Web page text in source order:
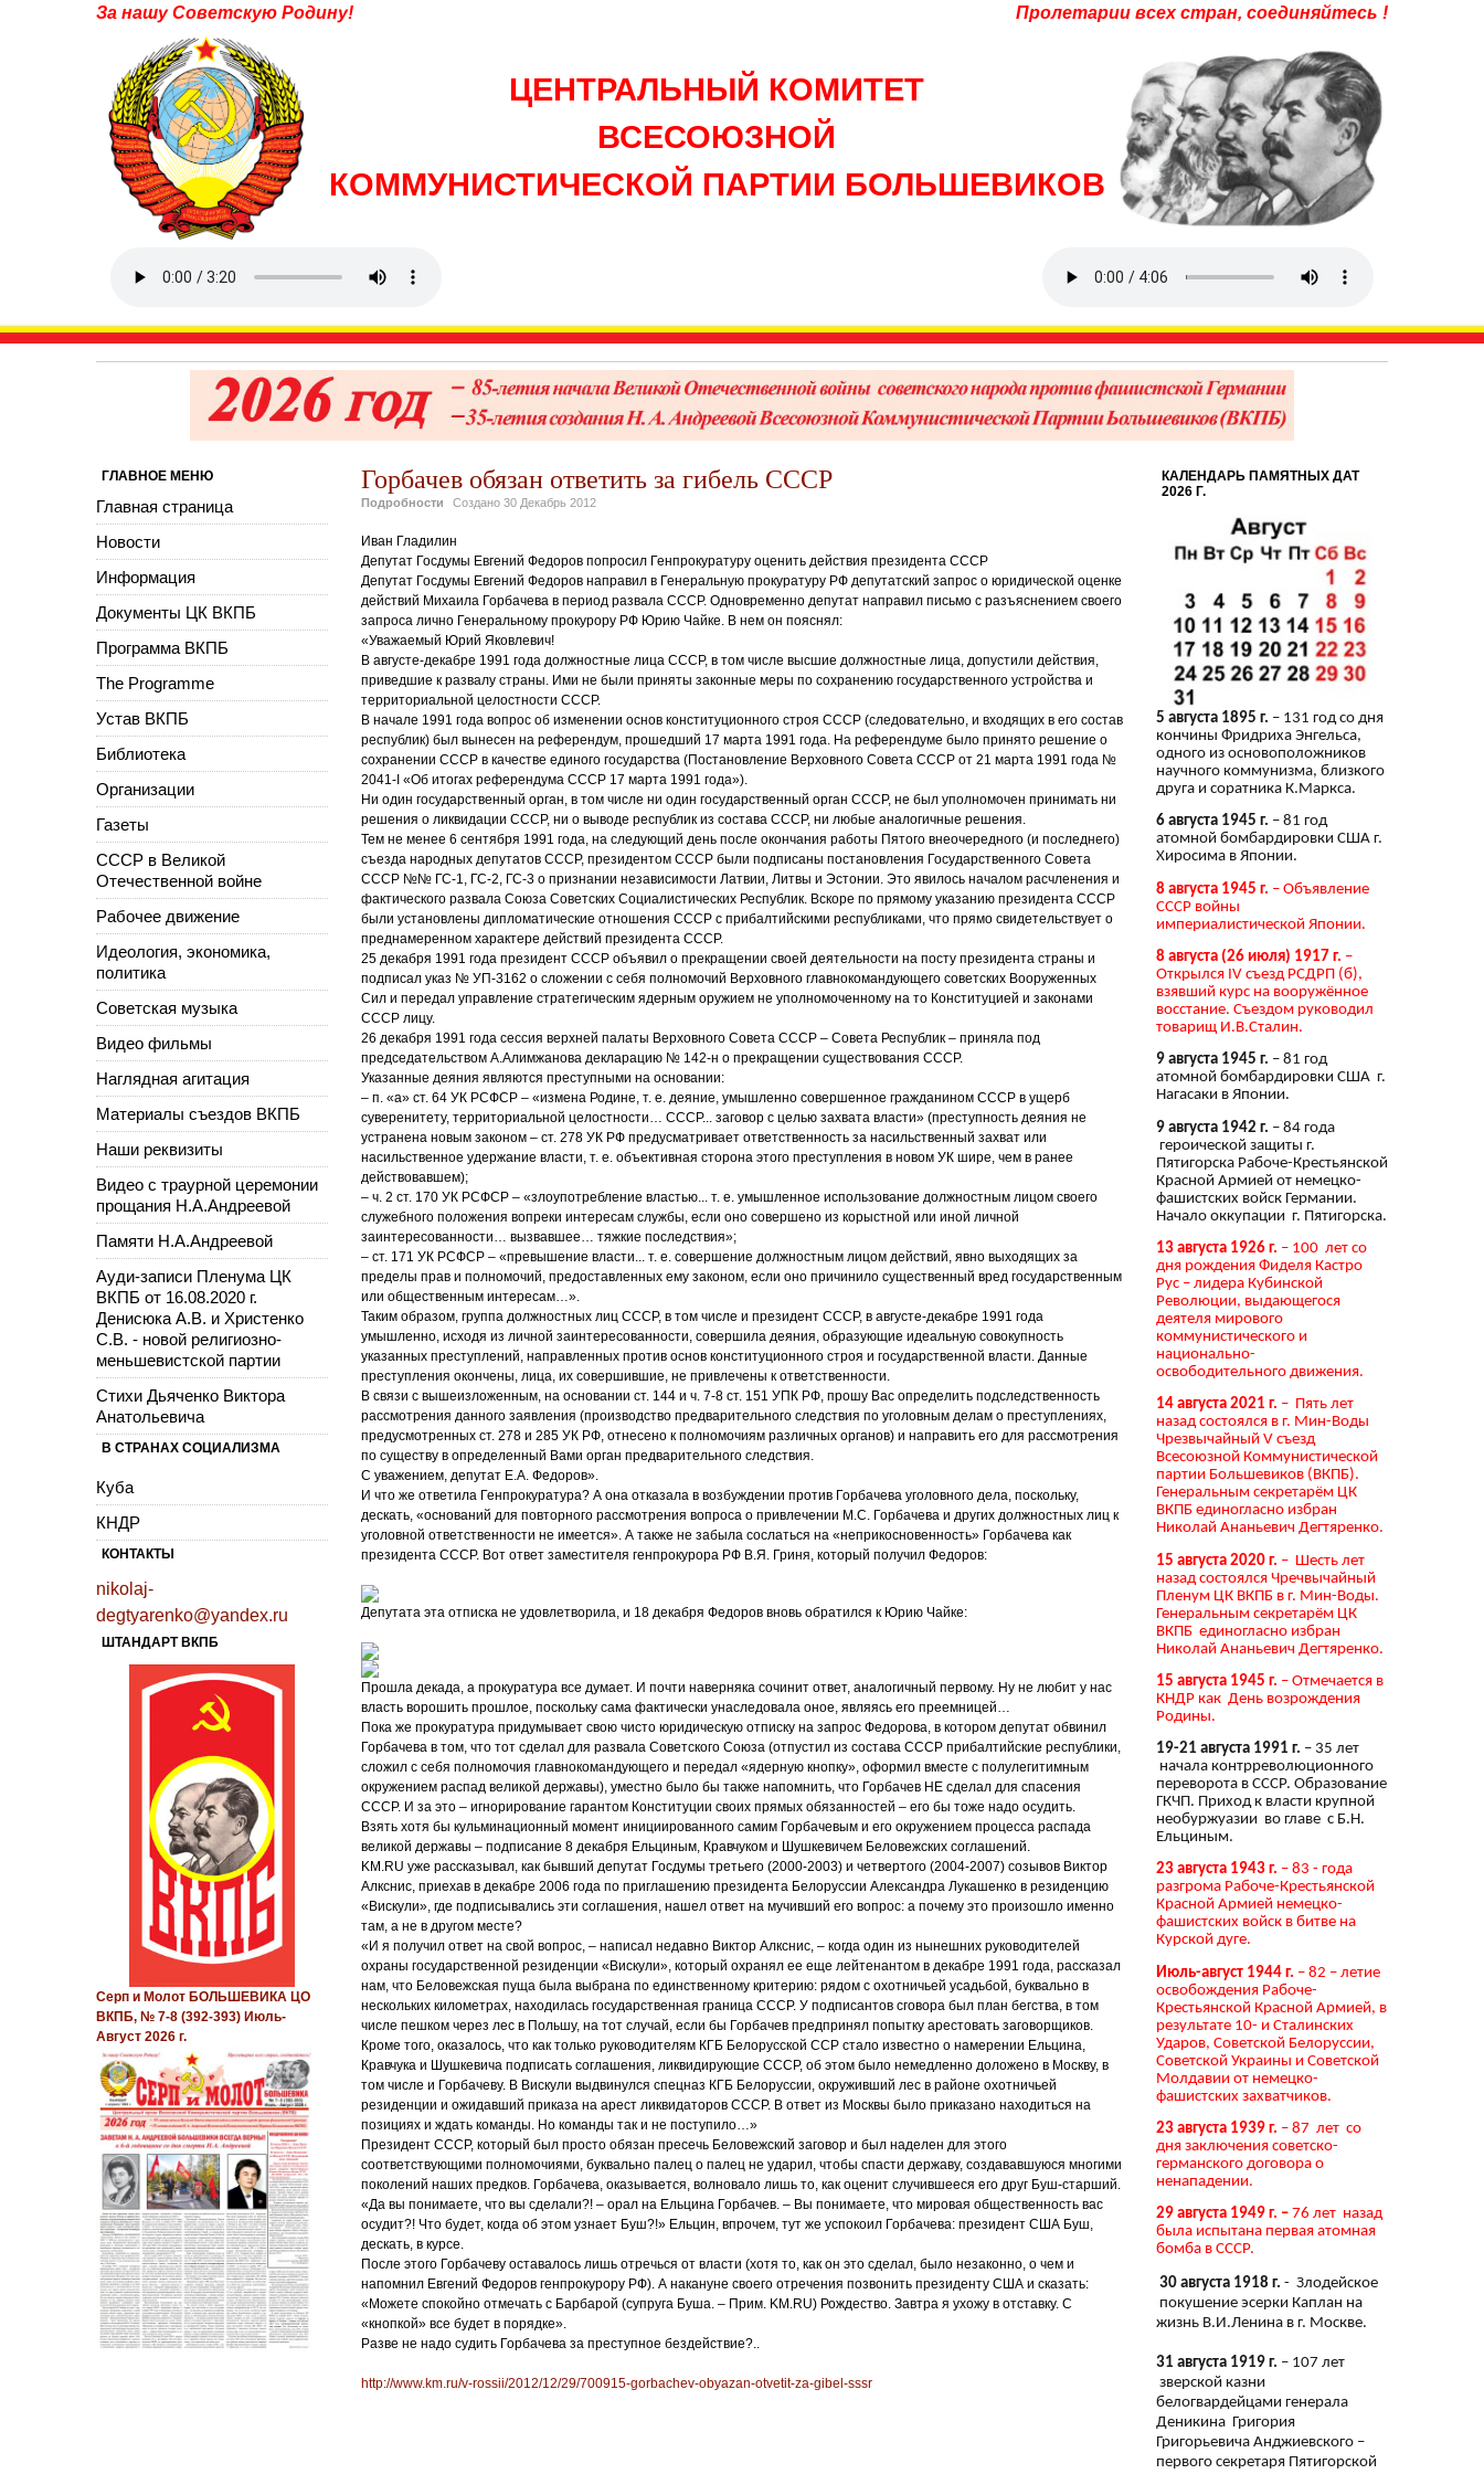
За нашу Советскую Родину! Пролетарии всех стран, соединяйтесь !
ЦЕНТРАЛЬНЫЙ КОМИТЕТ
ВСЕСОЮЗНОЙ
КОММУНИСТИЧЕСКОЙ ПАРТИИ БОЛЬШЕВИКОВ
Горбачев обязан ответить за гибель СССР
Подробности Создано 30 Декабрь 2012
Иван Гладилин
Депутат Госдумы Евгений Федоров попросил Генпрокуратуру оценить действия президента СССР
Депутат Госдумы Евгений Федоров направил в Генеральную прокуратуру РФ депутатский запрос о юридической оценке
действий Михаила Горбачева в период развала СССР. Одновременно депутат направил письмо с разъяснением своего
запроса лично Генеральному прокурору РФ Юрию Чайке. В нем он пояснял:
«Уважаемый Юрий Яковлевич!
В августе-декабре 1991 года должностные лица СССР, в том числе высшие должностные лица, допустили действия,
приведшие к развалу страны. Ими не были приняты законные меры по сохранению государственного устройства и
территориальной целостности СССР.
В начале 1991 года вопрос об изменении основ конституционного строя СССР (следовательно, и входящих в его состав
республик) был вынесен на референдум, прошедший 17 марта 1991 года. На референдуме было принято решение о
сохранении СССР в качестве единого государства (Постановление Верховного Совета СССР от 21 марта 1991 года №
2041-I «Об итогах референдума СССР 17 марта 1991 года»).
Ни один государственный орган, в том числе ни один государственный орган СССР, не был уполномочен принимать ни
решения о ликвидации СССР, ни о выводе республик из состава СССР, ни любые аналогичные решения.
Тем не менее 6 сентября 1991 года, на следующий день после окончания работы Пятого внеочередного (и последнего)
съезда народных депутатов СССР, президентом СССР были подписаны постановления Государственного Совета
СССР №№ ГС-1, ГС-2, ГС-3 о признании независимости Латвии, Литвы и Эстонии. Это явилось началом расчленения и
фактического развала Союза Советских Социалистических Республик. Вскоре по прямому указанию президента СССР
были установлены дипломатические отношения СССР с прибалтийскими республиками, что прямо свидетельствует о
преднамеренном характере действий президента СССР.
25 декабря 1991 года президент СССР объявил о прекращении своей деятельности на посту президента страны и
подписал указ № УП-3162 о сложении с себя полномочий Верховного главнокомандующего советских Вооруженных
Сил и передал управление стратегическим ядерным оружием не уполномоченному на то Конституцией и законами
СССР лицу.
26 декабря 1991 года сессия верхней палаты Верховного Совета СССР – Совета Республик – приняла под
председательством А.Алимжанова декларацию № 142-н о прекращении существования СССР.
Указанные деяния являются преступными на основании:
– п. «а» ст. 64 УК РСФСР – «измена Родине, т. е. деяние, умышленно совершенное гражданином СССР в ущерб
суверенитету, территориальной целостности… СССР... заговор с целью захвата власти» (преступность деяния не
устранена новым законом – ст. 278 УК РФ предусматривает ответственность за насильственный захват или
насильственное удержание власти, т. е. объективная сторона этого преступления в новом УК шире, чем в ранее
действовавшем);
– ч. 2 ст. 170 УК РСФСР – «злоупотребление властью... т. е. умышленное использование должностным лицом своего
служебного положения вопреки интересам службы, если оно совершено из корыстной или иной личной
заинтересованности… вызвавшее… тяжкие последствия»;
– ст. 171 УК РСФСР – «превышение власти... т. е. совершение должностным лицом действий, явно выходящих за
пределы прав и полномочий, предоставленных ему законом, если оно причинило существенный вред государственным
или общественным интересам…».
Таким образом, группа должностных лиц СССР, в том числе и президент СССР, в августе-декабре 1991 года
умышленно, исходя из личной заинтересованности, совершила деяния, образующие идеальную совокупность
указанных преступлений, направленных против основ конституционного строя и государственной власти. Данные
преступления окончены, лица, их совершившие, не привлечены к ответственности.
В связи с вышеизложенным, на основании ст. 144 и ч. 7-8 ст. 151 УПК РФ, прошу Вас определить подследственность
рассмотрения данного заявления (производство предварительного следствия по уголовным делам о преступлениях,
предусмотренных ст. 278 и 285 УК РФ, отнесено к полномочиям различных органов) и направить его для рассмотрения
по существу в определенный Вами орган предварительного следствия.
С уважением, депутат Е.А. Федоров».
И что же ответила Генпрокуратура? А она отказала в возбуждении против Горбачева уголовного дела, поскольку,
дескать, «оснований для повторного рассмотрения вопроса о привлечении М.С. Горбачева и других должностных лиц к
уголовной ответственности не имеется». А также не забыла сослаться на «неприкосновенность» Горбачева как
президента СССР. Вот ответ заместителя генпрокурора РФ В.Я. Гриня, который получил Федоров:
Депутата эта отписка не удовлетворила, и 18 декабря Федоров вновь обратился к Юрию Чайке:
Прошла декада, а прокуратура все думает. И почти наверняка сочинит ответ, аналогичный первому. Ну не любит у нас
власть ворошить прошлое, поскольку сама фактически унаследовала оное, являясь его преемницей…
Пока же прокуратура придумывает свою чисто юридическую отписку на запрос Федорова, в котором депутат обвинил
Горбачева в том, что тот сделал для развала Советского Союза (отпустил из состава СССР прибалтийские республики,
сложил с себя полномочия главнокомандующего и передал «ядерную кнопку», оформил вместе с полулегитимным
окружением распад великой державы), уместно было бы также напомнить, что Горбачев НЕ сделал для спасения
СССР. И за это – игнорирование гарантом Конституции своих прямых обязанностей – его бы тоже надо осудить.
Взять хотя бы кульминационный момент инициированного самим Горбачевым и его окружением процесса распада
великой державы – подписание 8 декабря Ельциным, Кравчуком и Шушкевичем Беловежских соглашений.
KM.RU уже рассказывал, как бывший депутат Госдумы третьего (2000-2003) и четвертого (2004-2007) созывов Виктор
Алкснис, приехав в декабре 2006 года по приглашению президента Белоруссии Александра Лукашенко в резиденцию
«Вискули», где подписывались эти соглашения, нашел ответ на мучивший его вопрос: а почему это произошло именно
там, а не в другом месте?
«И я получил ответ на свой вопрос, – написал недавно Виктор Алкснис, – когда один из нынешних руководителей
охраны государственной резиденции «Вискули», который охранял ее еще лейтенантом в декабре 1991 года, рассказал
нам, что Беловежская пуща была выбрана по единственному критерию: рядом с охотничьей усадьбой, буквально в
нескольких километрах, находилась государственная граница СССР. У подписантов сговора был план бегства, в том
числе пешком через лес в Польшу, на тот случай, если бы Горбачев предпринял попытку арестовать заговорщиков.
Кроме того, оказалось, что как только руководителям КГБ Белорусской ССР стало известно о намерении Ельцина,
Кравчука и Шушкевича подписать соглашения, ликвидирующие СССР, об этом было немедленно доложено в Москву, в
том числе и Горбачеву. В Вискули выдвинулся спецназ КГБ Белоруссии, окруживший лес в районе охотничьей
резиденции и ожидавший приказа на арест ликвидаторов СССР. В ответ из Москвы было приказано находиться на
позициях и ждать команды. Но команды так и не поступило…»
Президент СССР, который был просто обязан пресечь Беловежский заговор и был наделен для этого
соответствующими полномочиями, буквально палец о палец не ударил, чтобы спасти державу, создававшуюся многими
поколений наших предков. Горбачева, оказывается, волновало лишь то, как оценит случившееся его друг Буш-старший.
«Да вы понимаете, что вы сделали?! – орал на Ельцина Горбачев. – Вы понимаете, что мировая общественность вас
осудит?! Что будет, когда об этом узнает Буш?!» Ельцин, впрочем, тут же успокоил Горбачева: президент США Буш,
дескать, в курсе.
После этого Горбачеву оставалось лишь отречься от власти (хотя то, как он это сделал, было незаконно, о чем и
напомнил Евгений Федоров генпрокурору РФ). А накануне своего отречения позвонить президенту США и сказать:
«Можете спокойно отмечать с Барбарой (супруга Буша. – Прим. KM.RU) Рождество. Завтра я ухожу в отставку. С
«кнопкой» все будет в порядке».
Разве не надо судить Горбачева за преступное бездействие?..
http://www.km.ru/v-rossii/2012/12/29/700915-gorbachev-obyazan-otvetit-za-gibel-sssr
ГЛАВНОЕ МЕНЮ
Главная страница
Новости
Информация
Документы ЦК ВКПБ
Программа ВКПБ
The Programme
Устав ВКПБ
Библиотека
Организации
Газеты
СССР в Великой
Отечественной войне
Рабочее движение
Идеология, экономика,
политика
Советская музыка
Видео фильмы
Наглядная агитация
Материалы съездов ВКПБ
Наши реквизиты
Видео с траурной церемонии
прощания Н.А.Андреевой
Памяти Н.А.Андреевой
Ауди-записи Пленума ЦК
ВКПБ от 16.08.2020 г.
Денисюка А.В. и Христенко
С.В. - новой религиозно-
меньшевистской партии
Стихи Дьяченко Виктора
Анатольевича
В СТРАНАХ СОЦИАЛИЗМА
Куба
КНДР
КОНТАКТЫ
nikolaj-
degtyarenko@yandex.ru
ШТАНДАРТ ВКПБ
Серп и Молот БОЛЬШЕВИКА ЦО
ВКПБ, № 7-8 (392-393) Июль-
Август 2026 г.
КАЛЕНДАРЬ ПАМЯТНЫХ ДАТ
2026 Г.
5 августа 1895 г. – 131 год со дня
кончины Фридриха Энгельса,
одного из основоположников
научного коммунизма, близкого
друга и соратника К.Маркса.
6 августа 1945 г. – 81 год
атомной бомбардировки США г.
Хиросима в Японии.
8 августа 1945 г. – Объявление
СССР войны
империалистической Японии.
8 августа (26 июля) 1917 г. –
Открылся IV съезд РСДРП (б),
взявший курс на вооружённое
восстание. Съездом руководил
товарищ И.В.Сталин.
9 августа 1945 г. – 81 год
атомной бомбардировки США г.
Нагасаки в Японии.
9 августа 1942 г. – 84 года
героической защиты г.
Пятигорска Рабоче-Крестьянской
Красной Армией от немецко-
фашистских войск Германии.
Начало оккупации г. Пятигорска.
13 августа 1926 г. – 100 лет со
дня рождения Фиделя Кастро
Рус – лидера Кубинской
Революции, выдающегося
деятеля мирового
коммунистического и
национально-
освободительного движения.
14 августа 2021 г. – Пять лет
назад состоялся в г. Мин-Воды
Чрезвычайный V съезд
Всесоюзной Коммунистической
партии Большевиков (ВКПБ).
Генеральным секретарём ЦК
ВКПБ единогласно избран
Николай Ананьевич Дегтяренко.
15 августа 2020 г. – Шесть лет
назад состоялся Чречвычайный
Пленум ЦК ВКПБ в г. Мин-Воды.
Генеральным секретарём ЦК
ВКПБ единогласно избран
Николай Ананьевич Дегтяренко.
15 августа 1945 г. – Отмечается в
КНДР как День возрождения
Родины.
19-21 августа 1991 г. – 35 лет
начала контрреволюционного
переворота в СССР. Образование
ГКЧП. Приход к власти крупной
необуржуазии во главе с Б.Н.
Ельциным.
23 августа 1943 г. – 83 - года
разгрома Рабоче-Крестьянской
Красной Армией немецко-
фашистских войск в битве на
Курской дуге.
Июль-август 1944 г. – 82 – летие
освобождения Рабоче-
Крестьянской Красной Армией, в
результате 10- и Сталинских
Ударов, Советской Белоруссии,
Советской Украины и Советской
Молдавии от немецко-
фашистских захватчиков.
23 августа 1939 г. – 87 лет со
дня заключения советско-
германского договора о
ненападении.
29 августа 1949 г. – 76 лет назад
была испытана первая атомная
бомба в СССР.
30 августа 1918 г. - Злодейское
покушение эсерки Каплан на
жизнь В.И.Ленина в г. Москве.
31 августа 1919 г. – 107 лет
зверской казни
белогвардейцами генерала
Деникина Григория
Григорьевича Анджиевского –
первого секретаря Пятигорской